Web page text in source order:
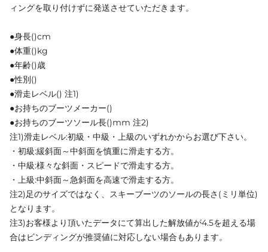
ィングを取り付けずに発送させていただきます。
●身長()cm
●体重()kg
●年齢()歳
●性別()
●滑走レベル() 注1)
●お持ちのブーツメーカー()
●お持ちのブーツソール長()mm 注2)
注1)滑走レベル:初級・中級・上級のいずれかからお選び下さい。
・初級:緩斜面～中斜面を慎重に滑走する方。
・中級:様々な斜面・スピードで滑走する方。
・上級:中斜面～急斜面を高速で滑走する方。
注2)足のサイズではなく、スキーブーツのソールの長さ(ミリ単位)
となります。
注3)お客様より頂いたデータにて算出した解放値が4.5を超える場
合はビンディングが推奨値に対応しない場合もあります。